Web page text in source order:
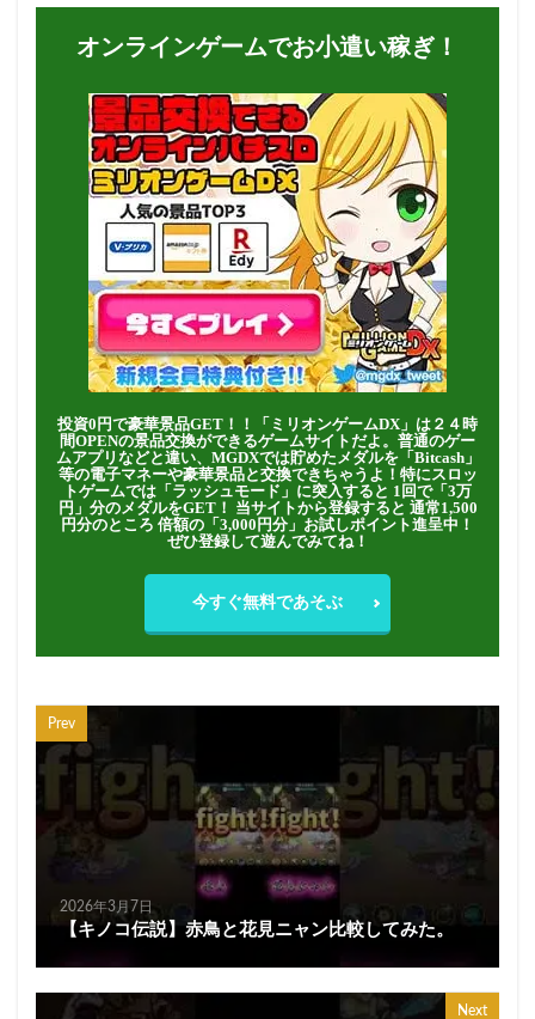
オンラインゲームでお小遣い稼ぎ！
投資0円で豪華景品GET！！「ミリオンゲームDX」は２４時
間OPENの景品交換ができるゲームサイトだよ。普通のゲー
ムアプリなどと違い、MGDXでは貯めたメダルを「Bitcash」
等の電子マネーや豪華景品と交換できちゃうよ！特にスロッ
トゲームでは「ラッシュモード」に突入すると 1回で「3万
円」分のメダルをGET！ 当サイトから登録すると 通常1,500
円分のところ 倍額の「3,000円分」お試しポイント進呈中！
ぜひ登録して遊んでみてね！
今すぐ無料であそぶ
Prev
2026年3月7日
【キノコ伝説】赤鳥と花見ニャン比較してみた。
Next